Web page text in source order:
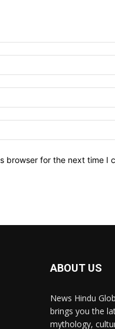
browser for the next time I
ABOUT US
News Hindu
brings you the
mythology,